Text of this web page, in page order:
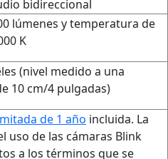
bidireccional
lúmenes y temperatura de
K
(nivel medido a una
10 cm/4 pulgadas)
de 1 año incluida. La
uso de las cámaras Blink
a los términos que se